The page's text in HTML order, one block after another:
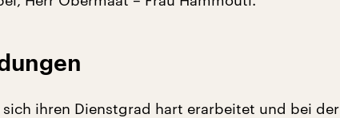
ihren Dienstgrad hart erarbeitet und bei der